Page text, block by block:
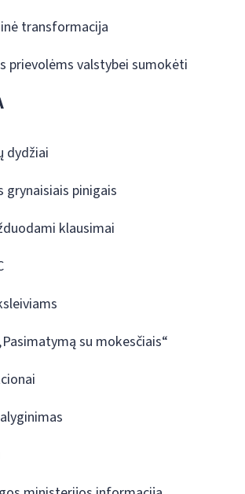
transformacija
prievolėms valstybei sumokėti
dydžiai
pinigais
klausimai
su mokesčiais“